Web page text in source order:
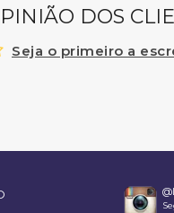
DOS
Seja o primeiro a